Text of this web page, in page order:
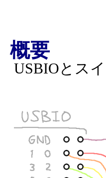
概要
USBIOとス